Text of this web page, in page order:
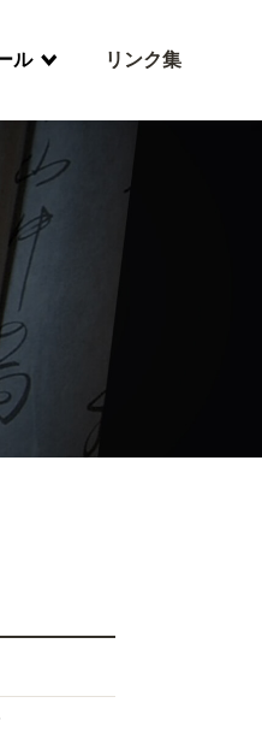
ル リンク集